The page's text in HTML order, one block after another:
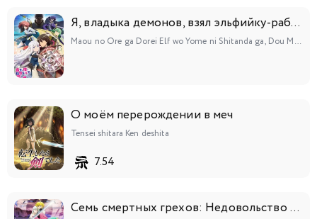
Я, владыка демонов, взял эльфийку-рабыню в жёны. И как же мне её любить?
Maou no Ore ga Dorei Elf wo Yome ni Shitanda ga, Dou Medereba Ii?
О моём перерождении в меч
Tensei shitara Ken deshita
7.54
Семь смертных грехов: Недовольство Эдинбурга